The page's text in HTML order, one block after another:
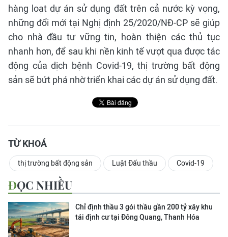
hàng loạt dự án sử dụng đất trên cả nước kỳ vọng,
những đổi mới tại Nghị định 25/2020/NĐ-CP sẽ giúp
cho nhà đầu tư vững tin, hoàn thiện các thủ tục
nhanh hơn, để sau khi nền kinh tế vượt qua được tác
động của dịch bệnh Covid-19, thị trường bất động
sản sẽ bứt phá nhờ triển khai các dự án sử dụng đất.
TỪ KHOÁ
thị trường bất động sản Luật Đấu thầu Covid-19
ĐỌC NHIỀU
Chỉ định thầu 3 gói thầu gần 200 tỷ xây khu
tái định cư tại Đông Quang, Thanh Hóa